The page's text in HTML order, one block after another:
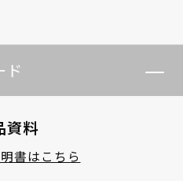
ド
資料
書はこちら